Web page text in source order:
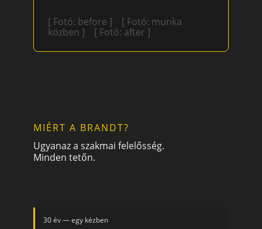
[ Fotó: before ] [ Fotó: munka
közben ] [ Fotó: after ]
MIÉRT A BRANDT?
Ugyanaz a szakmai felelősség.
Minden tetőn.
30 év — egy kézben